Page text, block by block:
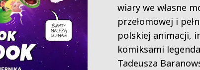
wiary we własne
przełomowej i
polskiej animacji,
komiksami
Tadeusza